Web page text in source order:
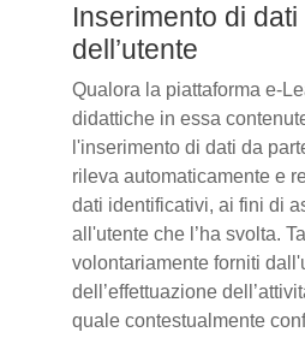
Inserimento di
dell’utente
Qualora la piattaforma e-
didattiche in essa
l'inserimento di dati da
rileva automaticamente e
dati identificativi, ai fini di
all'utente che l’ha svolta.
volontariamente forniti
dell’effettuazione
quale contestualmente